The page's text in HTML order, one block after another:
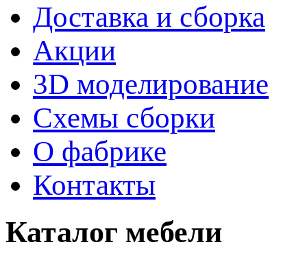
Доставка и сборка
Акции
3D моделирование
Схемы сборки
О фабрике
Контакты
Каталог мебели